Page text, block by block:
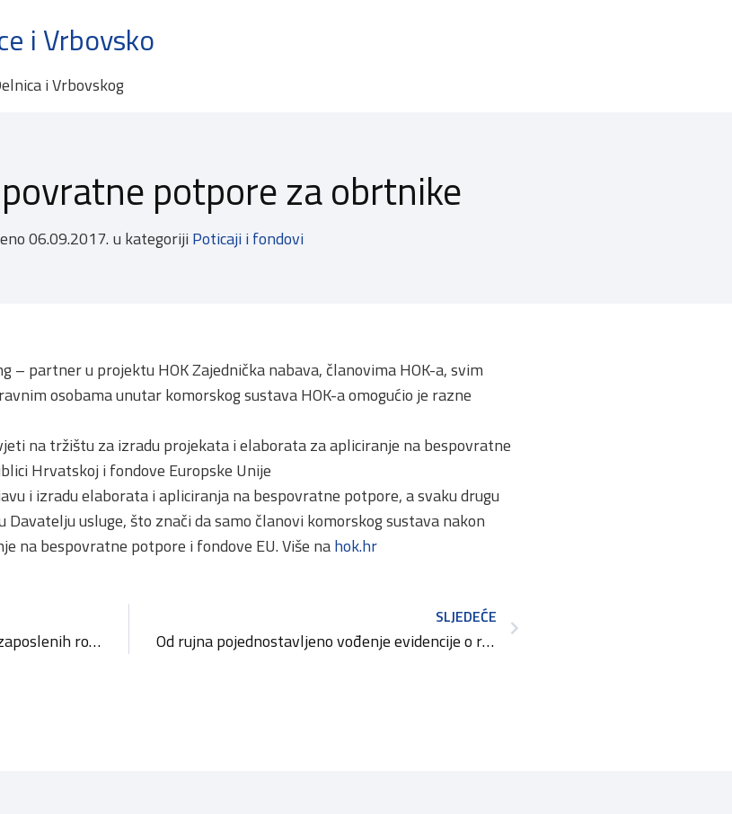
i Vrbovsko
i Vrbovskog
potpore za obrtnike
06.09.2017. u kategoriji Poticaji i fondovi
– partner u projektu HOK Zajednička nabava, članovima HOK-a, svim
osobama unutar komorskog sustava HOK-a omogućio je razne
na tržištu za izradu projekata i elaborata za apliciranje na bespovratne
Hrvatskoj i fondove Europske Unije
i izradu elaborata i apliciranja na bespovratne potpore, a svaku drugu
usluge, što znači da samo članovi komorskog sustava nakon
na bespovratne potpore i fondove EU. Više nahok.hr
Rodiljne i roditeljske potpore samozaposlenih roditelja
SLJEDEĆE
Od rujna pojednostavljeno vođenje evidencije o radnicima i radnom vremenu